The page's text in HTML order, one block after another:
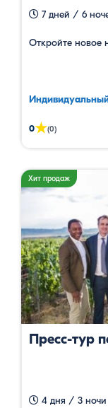
7 дней / 6
Откройте новое
0★(0)
Хит продаж
Пресс-тур
4 дня / 3 ночи